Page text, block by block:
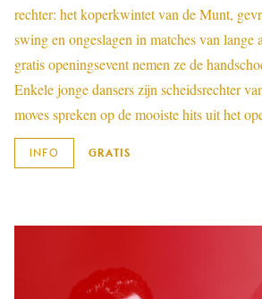
rechter: het koperkwintet van de Munt,
swing en ongeslagen in matches van lange
gratis openingsevent nemen ze de
Enkele jonge dansers zijn scheidsrechter
moves spreken op de mooiste hits uit het
INFO GRATIS